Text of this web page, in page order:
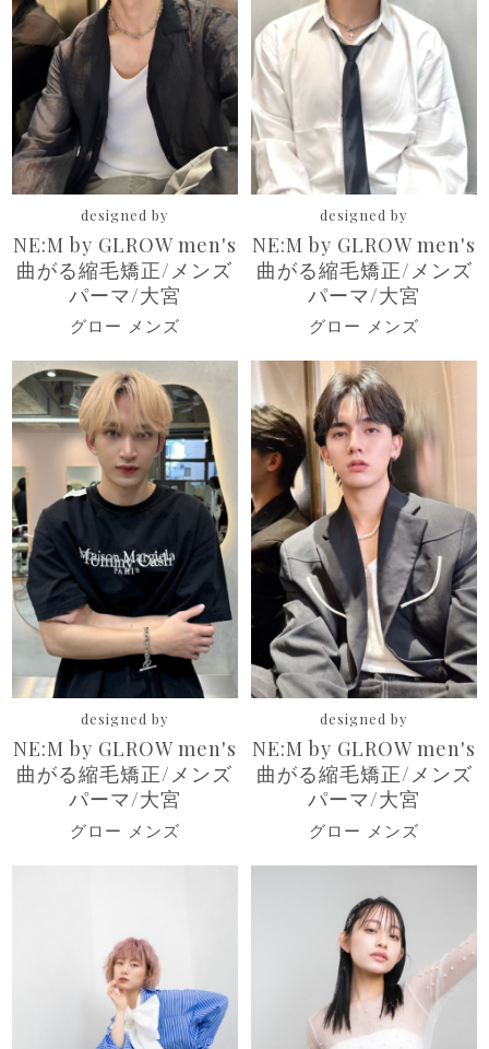
designed by
NE:M by GLROW men's
曲がる縮毛矯正/メンズ
パーマ/大宮
グロー メンズ
designed by
NE:M by GLROW men's
曲がる縮毛矯正/メンズ
パーマ/大宮
グロー メンズ
designed by
NE:M by GLROW men's
曲がる縮毛矯正/メンズ
パーマ/大宮
グロー メンズ
designed by
NE:M by GLROW men's
曲がる縮毛矯正/メンズ
パーマ/大宮
グロー メンズ